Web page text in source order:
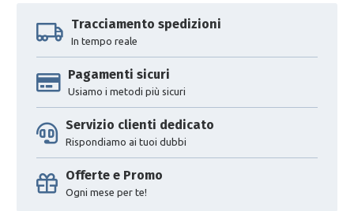
Tracciamento spedizioni
In tempo reale
Pagamenti sicuri
Usiamo i metodi più sicuri
Servizio clienti dedicato
Rispondiamo ai tuoi dubbi
Offerte e Promo
Ogni mese per te!